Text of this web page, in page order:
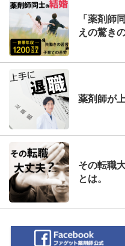
「薬剤師
えの驚き
薬剤師が
その転職
とは。